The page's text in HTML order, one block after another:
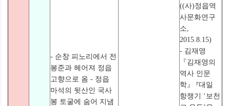
- 순창 피노리에서 전
봉준과 헤어져 정읍
고향으로 옴 - 정읍
마석의 뒷산인 국사
봉 토굴에 숨어 지냄
((사)정읍역
사문화연구
소,
2015.8.15)
- 김재영
『김재영의
역사 인문
학』 ⸢대일
항쟁기 ‘보천